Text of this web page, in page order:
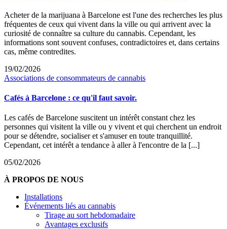
Acheter de la marijuana à Barcelone est l'une des recherches les plus
fréquentes de ceux qui vivent dans la ville ou qui arrivent avec la
curiosité de connaître sa culture du cannabis. Cependant, les
informations sont souvent confuses, contradictoires et, dans certains
cas, même contredites.
19/02/2026
Associations de consommateurs de cannabis
Cafés à Barcelone : ce qu'il faut savoir.
Les cafés de Barcelone suscitent un intérêt constant chez les
personnes qui visitent la ville ou y vivent et qui cherchent un endroit
pour se détendre, socialiser et s'amuser en toute tranquillité.
Cependant, cet intérêt a tendance à aller à l'encontre de la [...]
05/02/2026
À PROPOS DE NOUS
Installations
Événements liés au cannabis
Tirage au sort hebdomadaire
Avantages exclusifs